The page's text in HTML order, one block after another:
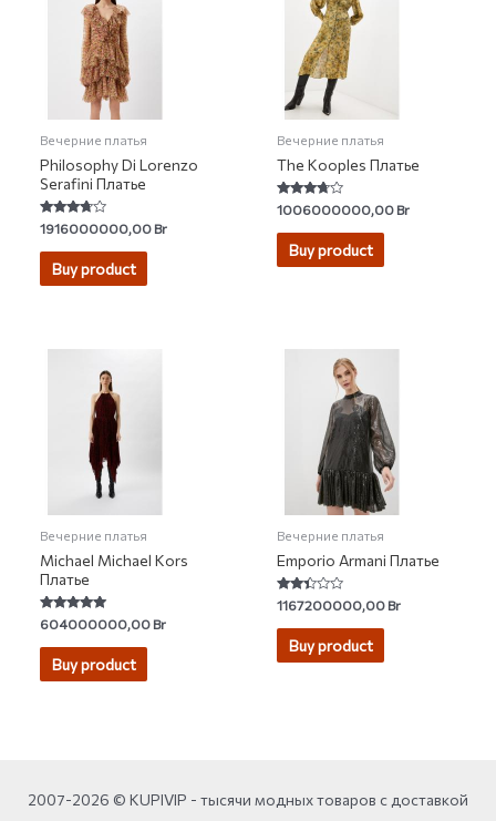
Вечерние платья
Philosophy Di Lorenzo
Serafini Платье
Rated
3.50
out of 5
1916000000,00Br
Buy product
Вечерние платья
The Kooples Платье
Rated
3.50
out of 5
1006000000,00Br
Buy product
Вечерние платья
Michael Michael Kors
Платье
Rated
5.00
out of 5
604000000,00Br
Buy product
Вечерние платья
Emporio Armani Платье
Rated
2.25
out of
1167200000,00Br
Buy product
2007-2026 © KUPIVIP - тысячи модных товаров с доставкой